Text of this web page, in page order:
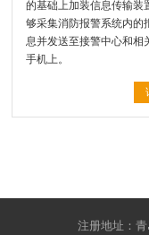
的基础上加装信息传输装
够采集消防报警系统内的
息并发送至接警中心和相
手机上。
注册地址：